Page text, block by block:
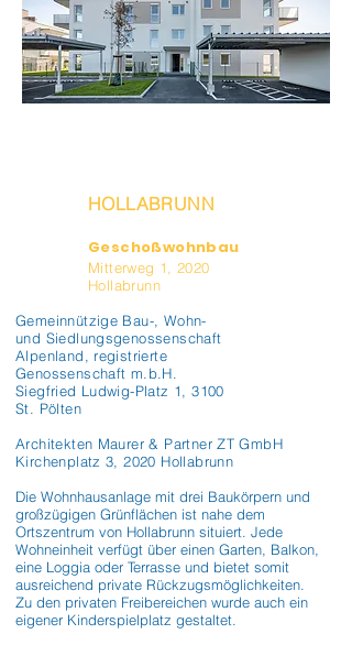
HOLLABRUNN
Geschoßwohnbau
Mitterweg 1, 2020
Hollabrunn
Gemeinnützige Bau-, Wohn-
und Siedlungsgenossenschaft
Alpenland, registrierte
Genossenschaft m.b.H.
Siegfried Ludwig-Platz 1, 3100
St. Pölten
Architekten Maurer & Partner ZT GmbH
Kirchenplatz 3, 2020 Hollabrunn
Die Wohnhausanlage mit drei Baukörpern und
großzügigen Grünflächen ist nahe dem
Ortszentrum von Hollabrunn situiert. Jede
Wohneinheit verfügt über einen Garten, Balkon,
eine Loggia oder Terrasse und bietet somit
ausreichend private Rückzugsmöglichkeiten.
Zu den privaten Freibereichen wurde auch ein
eigener Kinderspielplatz gestaltet.